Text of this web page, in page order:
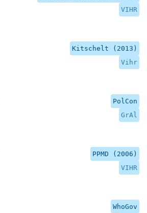
VIHR
Kitschelt (2013)
Vihr
PolCon
GrAl
PPMD (2006)
VIHR
WhoGov